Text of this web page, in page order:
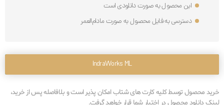
این محصول به صورت دانلودی است
دسترسی به فایل محصول به صورت مادام‌العمر
IndraWorks ML
خرید محصول توسط کلیه کارت های شتاب امکان پذیر است و بلافاصله پس از خرید،
لینک دانلود محصول در اختیار شما قرار خواهد گرفت.